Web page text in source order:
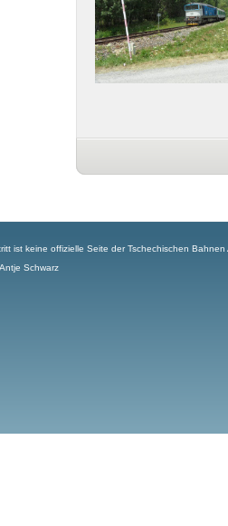
ist keine offizielle Seite der Tschechischen
Schwarz